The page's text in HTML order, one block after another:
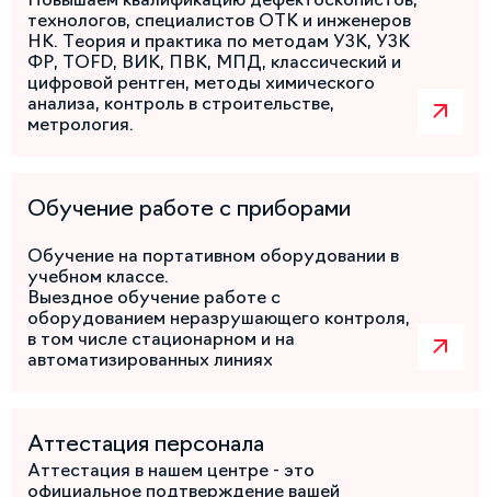
технологов, специалистов ОТК и инженеров
НК. Теория и практика по методам УЗК, УЗК
ФР, TOFD, ВИК, ПВК, МПД, классический и
цифровой рентген, методы химического
анализа, контроль в строительстве,
метрология.
Обучение работе с приборами
Обучение на портативном оборудовании в
учебном классе.
Выездное обучение работе с
оборудованием неразрушающего контроля,
в том числе стационарном и на
автоматизированных линиях
Аттестация персонала
Аттестация в нашем центре - это
официальное подтверждение вашей